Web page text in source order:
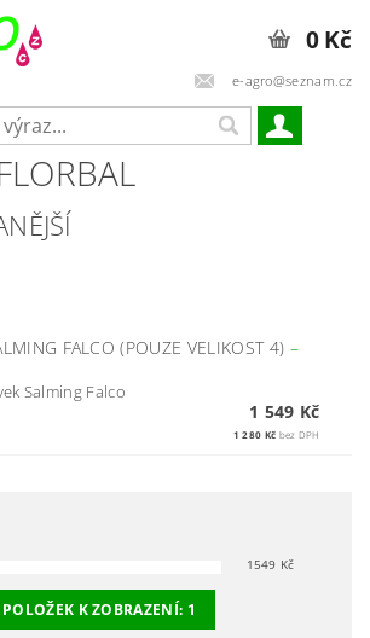
e-agro@seznam.cz
0 Kč
FALCO (POUZE VELIKOST 4) –
Salming Falco
1 549 Kč
1 280 Kč bez DPH
1549 Kč
POLOŽEK K ZOBRAZENÍ: 1